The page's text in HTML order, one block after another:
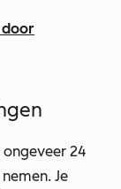
door
24
Je